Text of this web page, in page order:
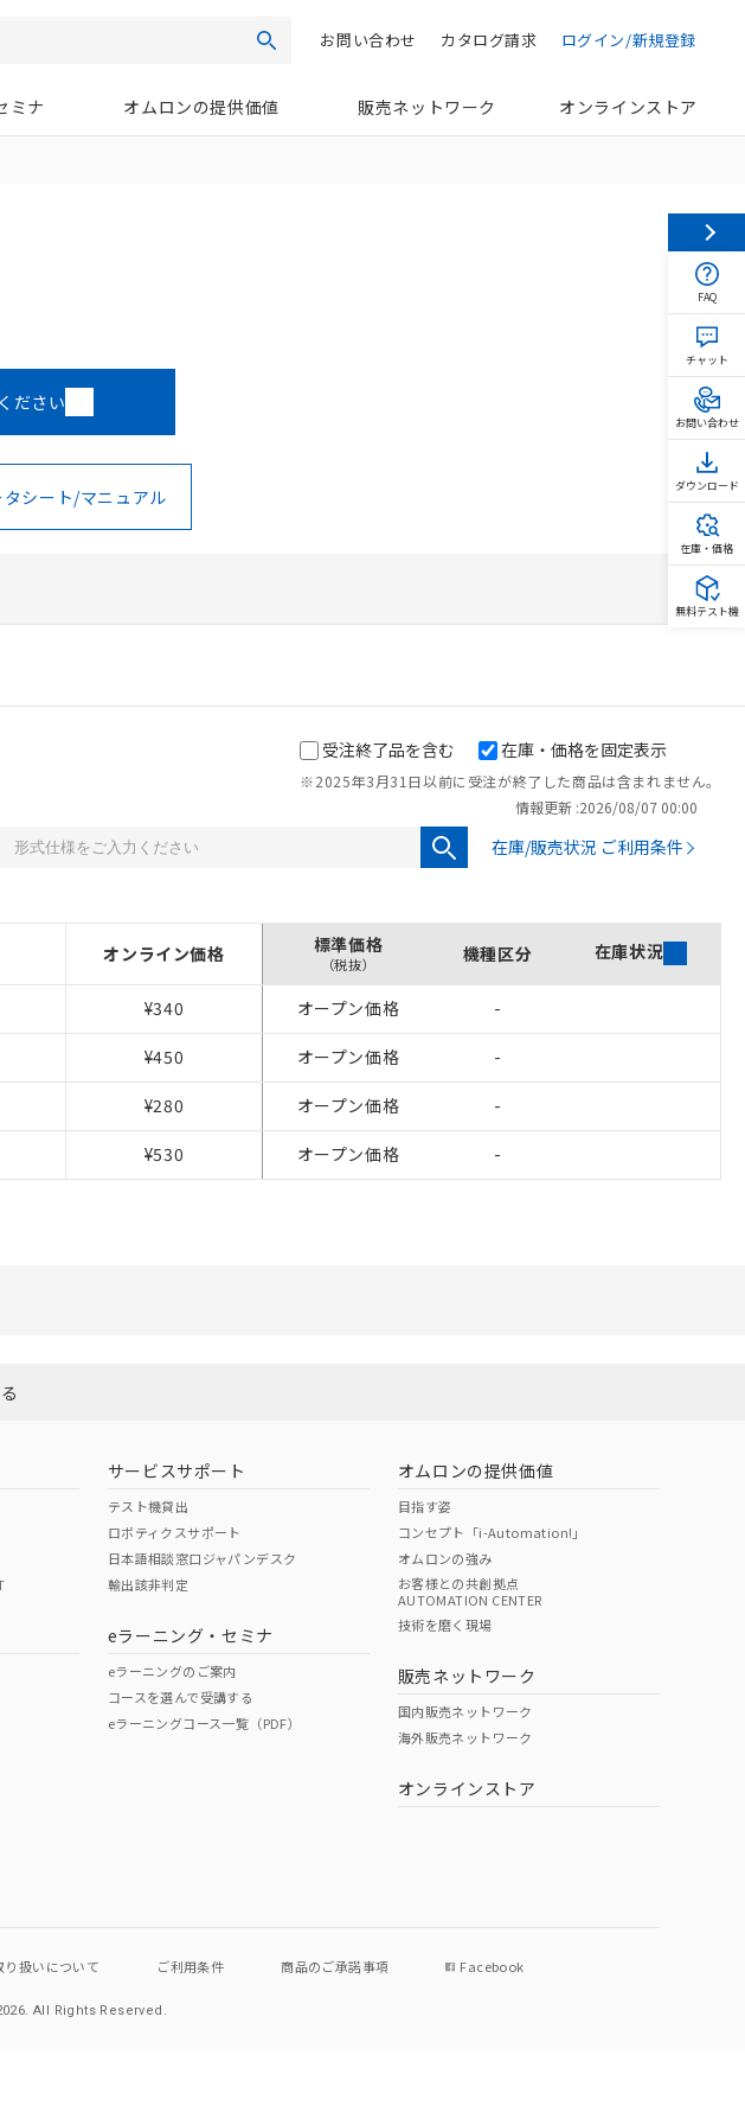
検索 ログイン/新規登録
カタログ請求
お問い合わせ
ミナ オムロンの提供価値 販売ネットワーク オンラインストア
ださい
シート/マニュアル
受注終了品を含む
※2025年3月31日以前に受注が終了した商品は含まれません。
在庫・価格を固定表示
情報更新 :2026/08/07 00:00
在庫/販売状況 ご利用条件
オンライン価格 標準価格
（税抜） 機種区分 在庫状況
¥340 オープン価格 -
¥450 オープン価格 -
¥280 オープン価格 -
¥530 オープン価格 -
サービスサポート
テスト機貸出
ロボティクスサポート
日本語相談窓口ジャパンデスク
輸出該非判定
eラーニング・セミナ
eラーニングのご案内
コースを選んで受講する
eラーニングコース一覧（PDF）
オムロンの提供価値
目指す姿
コンセプト「i-Automation!」
オムロンの強み
お客様との共創拠点
AUTOMATION CENTER
技術を磨く現場
販売ネットワーク
国内販売ネットワーク
海外販売ネットワーク
オンラインストア
り扱いについて ご利用条件 商品のご承諾事項 Facebook
All Rights Reserved.
FAQ
チャット
お問い合わせ
ダウンロード
在庫・価格
無料テスト機
および標準価格(税抜)を提供させていただ
となる商品もあることをご了承ください。
時点での社内データに基づき作成されるも
とは異なる場合があることをご了承くださ
はお客様担当のオムロン制御機器販売店・
ワーク
」をご確認ください。
"